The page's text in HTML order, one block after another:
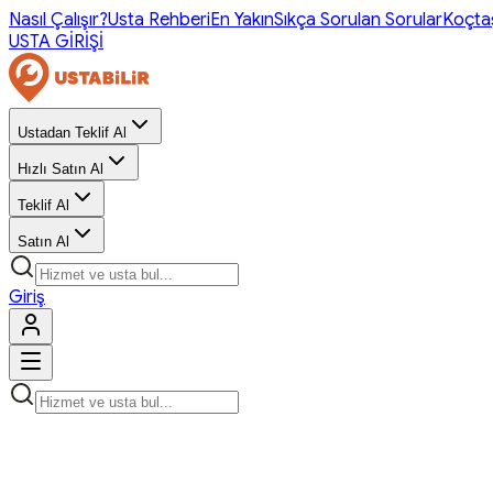
Nasıl Çalışır?Usta RehberiEn YakınSıkça Sorulan Sorular
USTA GİRİŞİ
Ustadan Teklif Al
Hızlı Satın Al
Teklif Al
Satın Al
Giriş